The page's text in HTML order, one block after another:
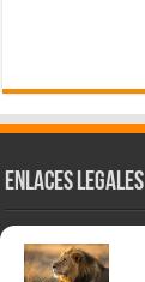
Enlaces Legales
Nuestra Esencia
Pulso Global